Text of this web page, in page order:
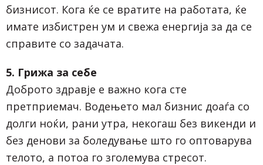
бизнисот. Кога ќе се вратите на работата, ќе
имате избистрен ум и свежа енергија за да се
справите со задачата.
5. Грижа за себе
Доброто здравје е важно кога сте
претприемач. Водењето мал бизнис доаѓа со
долги ноќи, рани утра, некогаш без викенди и
без денови за боледување што го оптоварува
телото, а потоа го зголемува стресот.